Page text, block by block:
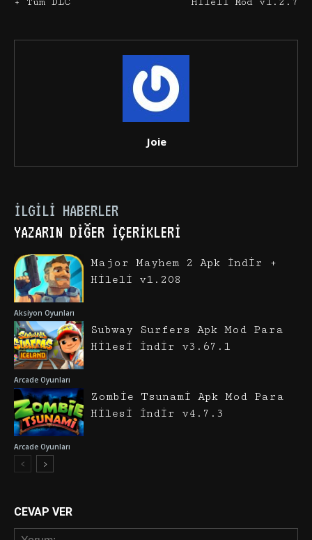
+ Tüm DLC Hileli Mod v1.2.7
Joie
İLGILI HABERLER
YAZARIN DIĞER İÇERIKLERI
Aksiyon Oyunları
Major Mayhem 2 Apk İndir +
Hileli v1.208
Arcade Oyunları
Subway Surfers Apk Mod Para
Hilesi İndir v3.67.1
Arcade Oyunları
Zombie Tsunami Apk Mod Para
Hilesi İndir v4.7.3
CEVAP VER